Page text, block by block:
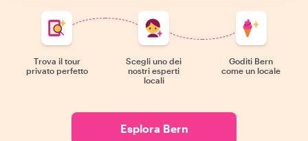
Trova il tour
privato perfetto
Scegli uno dei
nostri esperti
locali
Goditi Bern
come un locale
Esplora Bern